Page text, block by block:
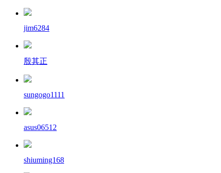
jim6284
殷其正
sungogo1111
asus06512
shiuming168